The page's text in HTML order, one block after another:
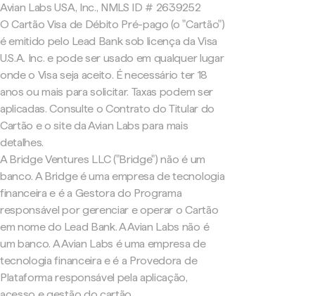
Avian Labs USA, Inc., NMLS ID # 2639252
O Cartão Visa de Débito Pré-pago (o "Cartão")
é emitido pelo Lead Bank sob licença da Visa
U.S.A. Inc. e pode ser usado em qualquer lugar
onde o Visa seja aceito. É necessário ter 18
anos ou mais para solicitar. Taxas podem ser
aplicadas. Consulte o Contrato do Titular do
Cartão e o site da Avian Labs para mais
detalhes.
A Bridge Ventures LLC ("Bridge") não é um
banco. A Bridge é uma empresa de tecnologia
financeira e é a Gestora do Programa
responsável por gerenciar e operar o Cartão
em nome do Lead Bank. A Avian Labs não é
um banco. A Avian Labs é uma empresa de
tecnologia financeira e é a Provedora de
Plataforma responsável pela aplicação,